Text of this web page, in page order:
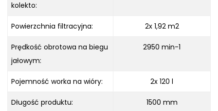
kolekto:
Powierzchnia filtracyjna: 2x 1,92 m2
Prędkość obrotowa na biegu
jałowym:
2950 min-1
Pojemność worka na wióry: 2x 120 l
Długość produktu: 1500 mm